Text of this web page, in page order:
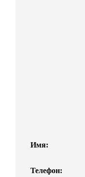
Имя:
Телефон: